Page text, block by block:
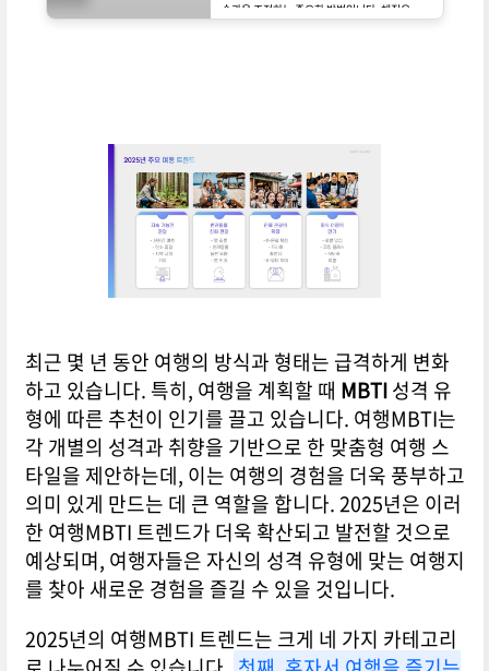
습관을 조정하는 중요한 방법입니다. 체질은 개인
될 것입니다.
최근 몇 년 동안 여행의 방식과 형태는 급격하게 변화
하고 있습니다. 특히, 여행을 계획할 때 MBTI성격 유
형에 따른 추천이 인기를 끌고 있습니다. 여행MBTI는
각 개별의 성격과 취향을 기반으로 한 맞춤형 여행 스
타일을 제안하는데, 이는 여행의 경험을 더욱 풍부하고
의미 있게 만드는 데 큰 역할을 합니다. 2025년은 이러
한 여행MBTI 트렌드가 더욱 확산되고 발전할 것으로
예상되며, 여행자들은 자신의 성격 유형에 맞는 여행지
를 찾아 새로운 경험을 즐길 수 있을 것입니다.
2025년의 여행MBTI 트렌드는 크게 네 가지 카테고리